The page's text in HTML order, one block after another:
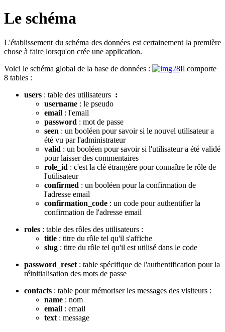
Le schéma
L'établissement du schéma des données est certainement la première
chose à faire lorsqu'on crée une application.
Voici le schéma global de la base de données :
Il comporte
8 tables :
users : table des utilisateurs :
username : le pseudo
email : l'email
password : mot de passe
seen : un booléen pour savoir si le nouvel utilisateur a
été vu par l'administrateur
valid : un booléen pour savoir si l'utilisateur a été validé
pour laisser des commentaires
role_id : c'est la clé étrangère pour connaître le rôle de
l'utilisateur
confirmed : un booléen pour la confirmation de
l'adresse email
confirmation_code : un code pour authentifier la
confirmation de l'adresse email
roles : table des rôles des utilisateurs :
title : titre du rôle tel qu'il s'affiche
slug : titre du rôle tel qu'il est utilisé dans le code
password_reset : table spécifique de l'authentification pour la
réinitialisation des mots de passe
contacts : table pour mémoriser les messages des visiteurs :
name : nom
email : email
text : message